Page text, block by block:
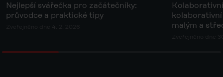
Nejlepší svářečka pro začátečníky:
průvodce a praktické tipy
malým a